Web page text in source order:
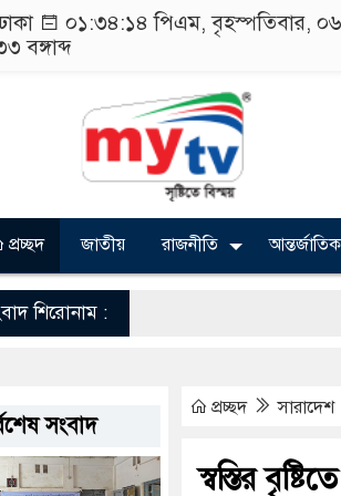
০১:৩৪:১৫ পিএম, বৃহস্পতিবার,
বঙ্গাব্দ
প্রচ্ছদ জাতীয় রাজনীতি আন্তর্জাতিক
শিরোনাম :
প্রচ্ছদ সারাদেশ
স্বস্তির
সংবাদ